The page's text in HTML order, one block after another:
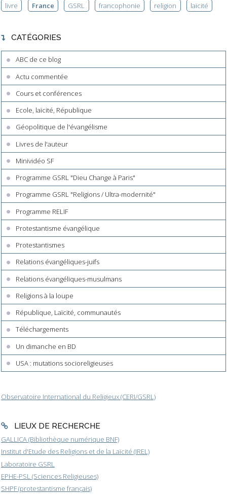
livre
France GSRL francophonie religion laïcité
CATÉGORIES
ABC de ce blog
Actu commentée
Cours et conférences
Ecole, laïcité, République
Géopolitique de l'évangélisme
Livres de l'auteur
Minividéo SF
Programme GSRL "Dieu Change à Paris"
Programme GSRL "Religions / Ultra-modernité"
Programme RELIF
Protestantisme évangélique
Protestantismes
Relations évangéliques-juifs
Relations évangéliques-musulmans
Religions à la loupe
République, Laïcité, communautés
Téléchargements
Un dimanche en BD
USA : mutations socioreligieuses
Observatoire International du Religieux (CERI/GSRL)
LIEUX DE RECHERCHE
GALLICA (Bibliothèque numérique BNF)
Institut d'Etude des Religions et de la Laïcité (IREL)
Laboratoire GSRL
EPHE-PSL (Sciences Religieuses)
SHPF (protestantisme français)